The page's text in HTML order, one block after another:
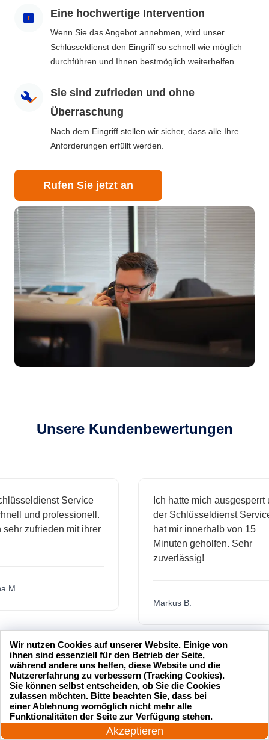
Eine hochwertige Intervention
Wenn Sie das Angebot annehmen, wird unser
Schlüsseldienst den Eingriff so schnell wie möglich
durchführen und Ihnen bestmöglich weiterhelfen.
Sie sind zufrieden und ohne
Überraschung
Nach dem Eingriff stellen wir sicher, dass alle Ihre
Anforderungen erfüllt werden.
Rufen Sie jetzt an
Unsere Kundenbewertungen
Service
und professionell.
zufrieden mit ihrer
Ich hatte mich ausgesperrt und
der Schlüsseldienst Service
hat mir innerhalb von 15
Minuten geholfen. Sehr
zuverlässig!
Markus B.
hat
Sehr guter Service! Der
Schlüsseldienst war freundlich
und hat mir schnell geholfen,
als ich meine Schlüssel
verloren hatte.
24 Stunden am Tag
Akzeptieren
Wir nutzen Cookies auf unserer Website. Einige von
ihnen sind essenziell für den Betrieb der Seite,
während andere uns helfen, diese Website und die
Nutzererfahrung zu verbessern (Tracking Cookies).
Sie können selbst entscheiden, ob Sie die Cookies
zulassen möchten. Bitte beachten Sie, dass bei
einer Ablehnung womöglich nicht mehr alle
Funktionalitäten der Seite zur Verfügung stehen.